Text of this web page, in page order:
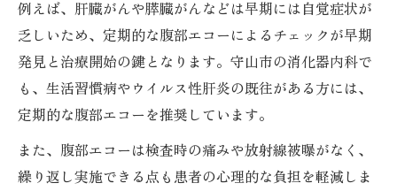
例えば、肝臓がんや膵臓がんなどは早期には自覚症状が
乏しいため、定期的な腹部エコーによるチェックが早期
発見と治療開始の鍵となります。守山市の消化器内科で
も、生活習慣病やウイルス性肝炎の既往がある方には、
定期的な腹部エコーを推奨しています。
また、腹部エコーは検査時の痛みや放射線被曝がなく、
繰り返し実施できる点も患者の心理的な負担を軽減しま